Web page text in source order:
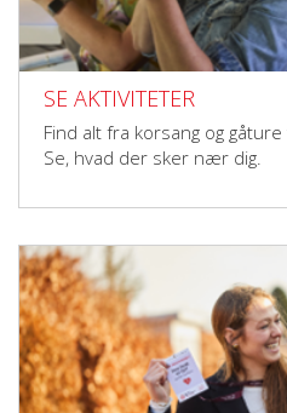
SE AKTIVITETER
Find alt fra korsang og
Se, hvad der sker nær dig.